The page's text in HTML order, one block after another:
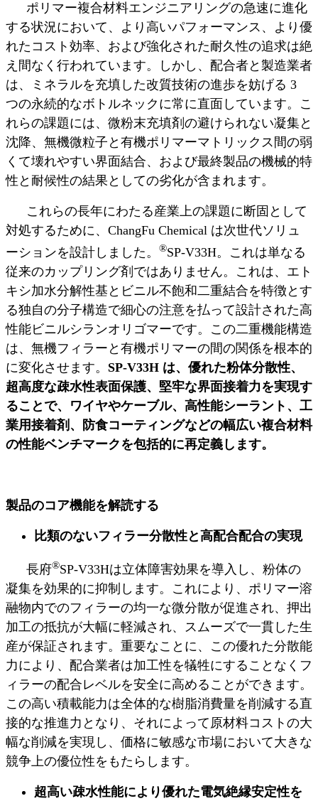
ポリマー複合材料エンジニアリングの急速に進化
する状況において、より高いパフォーマンス、より優
れたコスト効率、および強化された耐久性の追求は絶
え間なく行われています。しかし、配合者と製造業者
は、ミネラルを充填した改質技術の進歩を妨げる 3
つの永続的なボトルネックに常に直面しています。こ
れらの課題には、微粉末充填剤の避けられない凝集と
沈降、無機微粒子と有機ポリマーマトリックス間の弱
くて壊れやすい界面結合、および最終製品の機械的特
性と耐候性の結果としての劣化が含まれます。
これらの長年にわたる産業上の課題に断固として
対処するために、ChangFu Chemical は次世代ソリュ
ーションを設計しました。
®SP-V33H。これは単なる
従来のカップリング剤ではありません。これは、エト
キシ加水分解性基とビニル不飽和二重結合を特徴とす
る独自の分子構造で細心の注意を払って設計された高
性能ビニルシランオリゴマーです。この二重機能構造
は、無機フィラーと有機ポリマーの間の関係を根本的
に変化させます。 SP-V33H は、優れた粉体分散性、
超高度な疎水性表面保護、堅牢な界面接着力を実現す
ることで、ワイヤやケーブル、高性能シーラント、工
業用接着剤、防食コーティングなどの幅広い複合材料
の性能ベンチマークを包括的に再定義します。
製品のコア機能を解読する
比類のないフィラー分散性と高配合配合の実現
長府®SP-V33Hは立体障害効果を導入し、粉体の
凝集を効果的に抑制します。これにより、ポリマー溶
融物内でのフィラーの均一な微分散が促進され、押出
加工の抵抗が大幅に軽減され、スムーズで一貫した生
産が保証されます。重要なことに、この優れた分散能
力により、配合業者は加工性を犠牲にすることなくフ
ィラーの配合レベルを安全に高めることができます。
この高い積載能力は全体的な樹脂消費量を削減する直
接的な推進力となり、それによって原材料コストの大
幅な削減を実現し、価格に敏感な市場において大きな
競争上の優位性をもたらします。
超高い疎水性能により優れた電気絶縁安定性を